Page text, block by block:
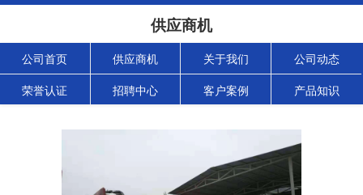
供应商机
公司首页 供应商机 关于我们 公司动态
荣誉认证 招聘中心 客户案例 产品知识